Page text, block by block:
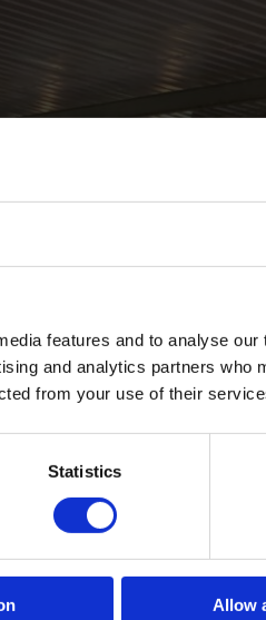
features and to analyse
and analytics partners who
from your use of their
Statistics
Allow